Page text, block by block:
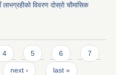
विवरण दोस्रो चौमासिक
4 5 6 7
next › last »